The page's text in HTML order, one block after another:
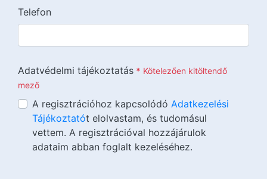
Telefon
Adatvédelmi tájékoztatás * Kötelezően kitöltendő
mező
A regisztrációhoz kapcsolódó Adatkezelési
Tájékoztatót elolvastam, és tudomásul
vettem. A regisztrációval hozzájárulok
adataim abban foglalt kezeléséhez.